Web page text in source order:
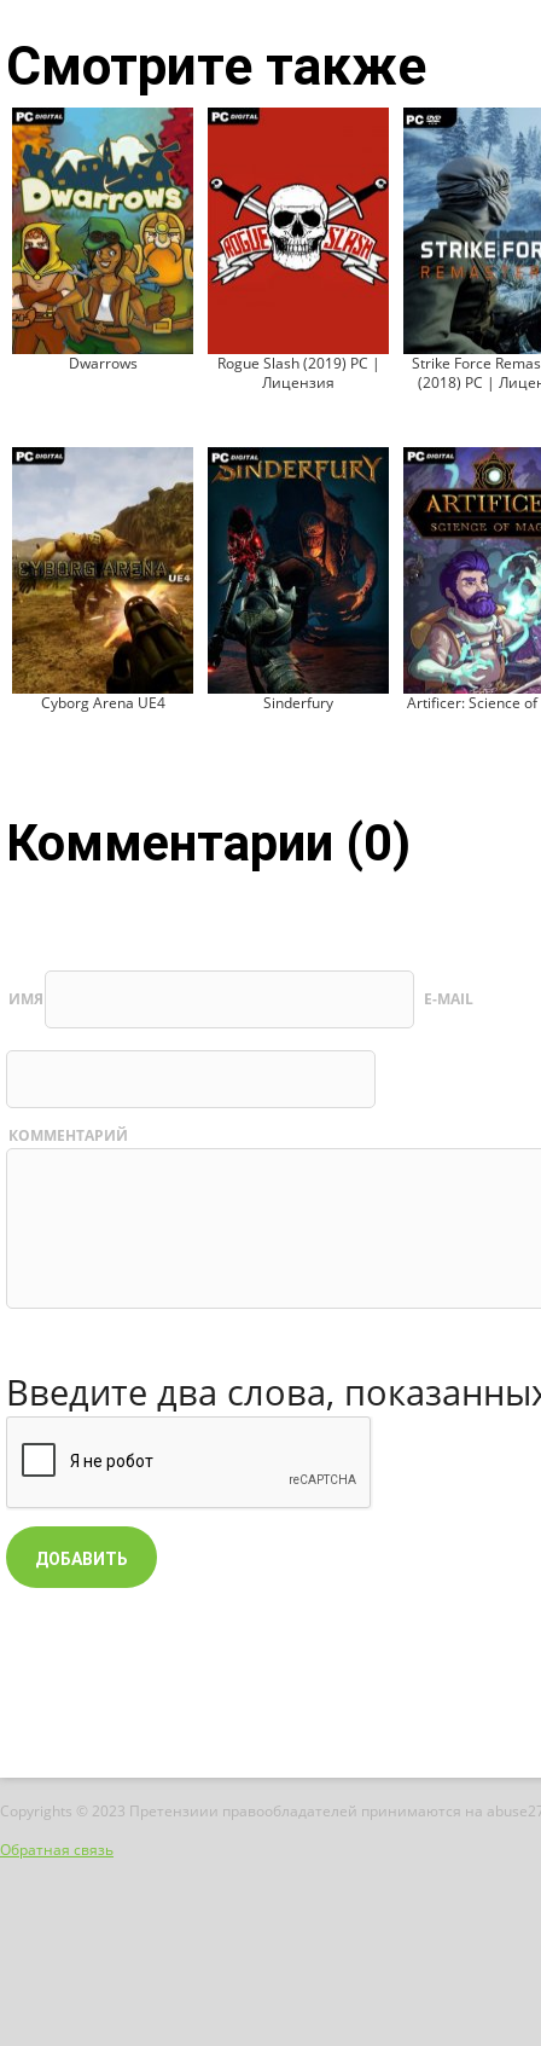
Смотрите также
Dwarrows
Rogue Slash (2019) PC |
Лицензия
Strike Force
(2018) PC |
Cyborg Arena UE4 Sinderfury Artificer: Science
Комментарии (0)
ИМЯ E-MAIL
КОММЕНТАРИЙ
Введите два слова,
Copyrights © 2023 Претензиии правообладателей принимаются на
Обратная связь